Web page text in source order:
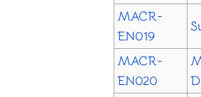
MACR-
EN019
MACR-
EN020